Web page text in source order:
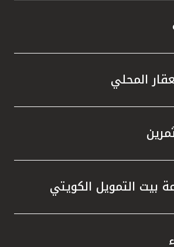
المحلي
بيت التمويل الكويتي